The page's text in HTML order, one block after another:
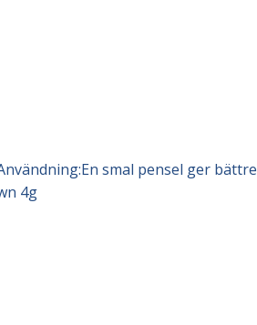
smal pensel ger bättre
4g